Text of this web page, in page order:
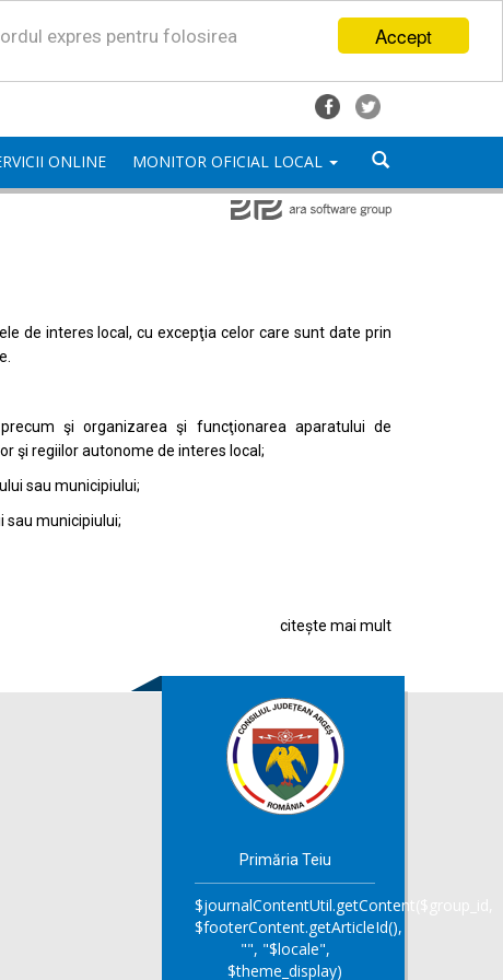
Accept
expres pentru folosirea
ONLINE MONITOR OFICIAL LOCAL
de interes local, cu excepţia celor care sunt date prin
şi organizarea şi funcţionarea aparatului de
şi regiilor autonome de interes local;
sau municipiului;
sau municipiului;
citește mai mult
Primăria Teiu
$journalContentUtil.getContent($group_id,
$footerContent.getArticleId(),
"", "$locale",
$theme_display)